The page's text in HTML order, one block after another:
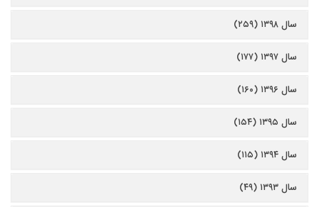
سال ۱۳۹۸ (۲۵۹)
سال ۱۳۹۷ (۱۷۷)
سال ۱۳۹۶ (۱۶۰)
سال ۱۳۹۵ (۱۵۴)
سال ۱۳۹۴ (۱۱۵)
سال ۱۳۹۳ (۴۹)